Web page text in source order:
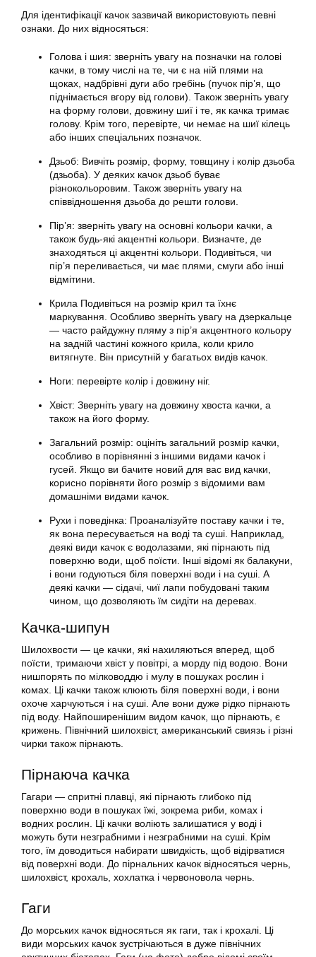
Для ідентифікації качок зазвичай використовують певні
ознаки. До них відносяться:
Голова і шия: зверніть увагу на позначки на голові
качки, в тому числі на те, чи є на ній плями на
щоках, надбрівні дуги або гребінь (пучок пір’я, що
піднімається вгору від голови). Також зверніть увагу
на форму голови, довжину шиї і те, як качка тримає
голову. Крім того, перевірте, чи немає на шиї кілець
або інших спеціальних позначок.
Дзьоб: Вивчіть розмір, форму, товщину і колір дзьоба
(дзьоба). У деяких качок дзьоб буває
різнокольоровим. Також зверніть увагу на
співвідношення дзьоба до решти голови.
Пір’я: зверніть увагу на основні кольори качки, а
також будь-які акцентні кольори. Визначте, де
знаходяться ці акцентні кольори. Подивіться, чи
пір’я переливається, чи має плями, смуги або інші
відмітини.
Крила Подивіться на розмір крил та їхнє
маркування. Особливо зверніть увагу на дзеркальце
— часто райдужну пляму з пір’я акцентного кольору
на задній частині кожного крила, коли крило
витягнуте. Він присутній у багатьох видів качок.
Ноги: перевірте колір і довжину ніг.
Хвіст: Зверніть увагу на довжину хвоста качки, а
також на його форму.
Загальний розмір: оцініть загальний розмір качки,
особливо в порівнянні з іншими видами качок і
гусей. Якщо ви бачите новий для вас вид качки,
корисно порівняти його розмір з відомими вам
домашніми видами качок.
Рухи і поведінка: Проаналізуйте поставу качки і те,
як вона пересувається на воді та суші. Наприклад,
деякі види качок є водолазами, які пірнають під
поверхню води, щоб поїсти. Інші відомі як балакуни,
і вони годуються біля поверхні води і на суші. А
деякі качки — сідачі, чиї лапи побудовані таким
чином, що дозволяють їм сидіти на деревах.
Качка-шипун
Шилохвости — це качки, які нахиляються вперед, щоб
поїсти, тримаючи хвіст у повітрі, а морду під водою. Вони
нишпорять по мілководдю і мулу в пошуках рослин і
комах. Ці качки також клюють біля поверхні води, і вони
охоче харчуються і на суші. Але вони дуже рідко пірнають
під воду. Найпоширенішим видом качок, що пірнають, є
крижень. Північний шилохвіст, американський свиязь і різні
чирки також пірнають.
Пірнаюча качка
Гагари — спритні плавці, які пірнають глибоко під
поверхню води в пошуках їжі, зокрема риби, комах і
водних рослин. Ці качки воліють залишатися у воді і
можуть бути незграбними і незграбними на суші. Крім
того, їм доводиться набирати швидкість, щоб відірватися
від поверхні води. До пірнальних качок відносяться чернь,
шилохвіст, крохаль, хохлатка і червоновола чернь.
Гаги
До морських качок відносяться як гаги, так і крохалі. Ці
види морських качок зустрічаються в дуже північних